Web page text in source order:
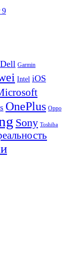
Dell Garmin
Intel iOS
OnePlus Oppo
Sony Toshiba